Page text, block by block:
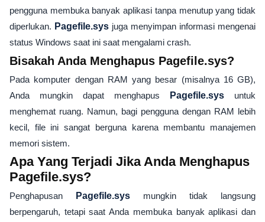
pengguna membuka banyak aplikasi tanpa menutup yang tidak
diperlukan. Pagefile.sys juga menyimpan informasi mengenai
status Windows saat ini saat mengalami crash.
Bisakah Anda Menghapus Pagefile.sys?
Pada komputer dengan RAM yang besar (misalnya 16 GB),
Anda mungkin dapat menghapus
Pagefile.sys untuk
menghemat ruang. Namun, bagi pengguna dengan RAM lebih
kecil, file ini sangat berguna karena membantu manajemen
memori sistem.
Apa Yang Terjadi Jika Anda Menghapus
Pagefile.sys?
Penghapusan Pagefile.sys mungkin tidak langsung
berpengaruh, tetapi saat Anda membuka banyak aplikasi dan